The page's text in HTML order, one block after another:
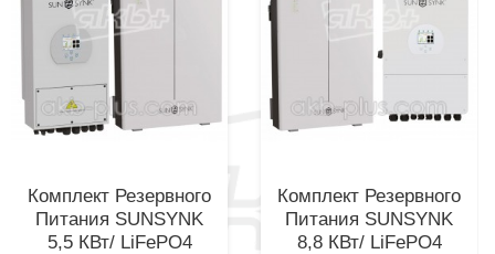
Комплект Резервного
Питания SUNSYNK
5,5 КВт/ LiFePO4
Комплект Резервного
Питания SUNSYNK
8,8 КВт/ LiFePO4